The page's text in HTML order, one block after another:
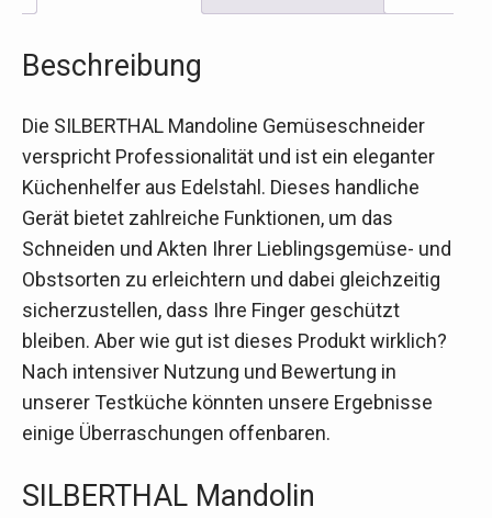
Beschreibung
Die SILBERTHAL Mandoline Gemüseschneider
verspricht Professionalität und ist ein eleganter
Küchenhelfer aus Edelstahl. Dieses handliche
Gerät bietet zahlreiche Funktionen, um das
Schneiden und Akten Ihrer Lieblingsgemüse- und
Obstsorten zu erleichtern und dabei gleichzeitig
sicherzustellen, dass Ihre Finger geschützt
bleiben. Aber wie gut ist dieses Produkt wirklich?
Nach intensiver Nutzung und Bewertung in
unserer Testküche könnten unsere Ergebnisse
einige Überraschungen offenbaren.
SILBERTHAL Mandolin